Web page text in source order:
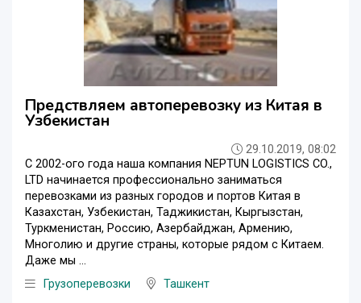
Предствляем автоперевозку из Китая в
Узбекистан
29.10.2019, 08:02
С 2002-ого года наша компания NEPTUN LOGISTICS CO.,
LTD начинается профессионально заниматься
перевозками из разных городов и портов Китая в
Казахстан, Узбекистан, Таджикистан, Кыргызстан,
Туркменистан, Россию, Азербайджан, Армению,
Многолию и другие страны, которые рядом с Китаем.
Даже мы ...
Грузоперевозки
Ташкент